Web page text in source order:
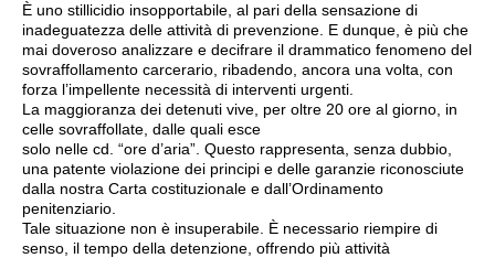
È uno stillicidio insopportabile, al pari della sensazione di
inadeguatezza delle attività di prevenzione. E dunque, è più che
mai doveroso analizzare e decifrare il drammatico fenomeno del
sovraffollamento carcerario, ribadendo, ancora una volta, con
forza l’impellente necessità di interventi urgenti.
La maggioranza dei detenuti vive, per oltre 20 ore al giorno, in
celle sovraffollate, dalle quali esce
solo nelle cd. “ore d’aria”. Questo rappresenta, senza dubbio,
una patente violazione dei principi e delle garanzie riconosciute
dalla nostra Carta costituzionale e dall’Ordinamento
penitenziario.
Tale situazione non è insuperabile. È necessario riempire di
senso, il tempo della detenzione, offrendo più attività